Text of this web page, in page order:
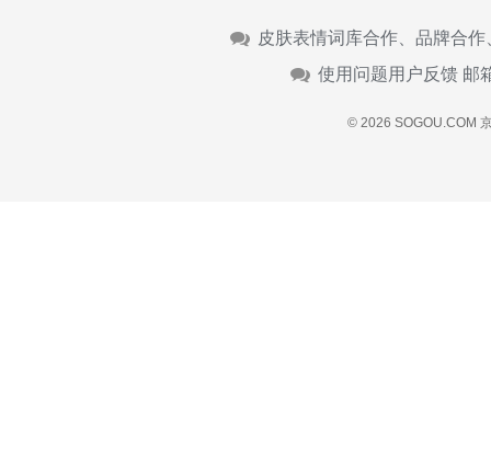
皮肤表情词库合作、品牌合
使用问题用户反馈 邮
© 2026 SOGOU.COM